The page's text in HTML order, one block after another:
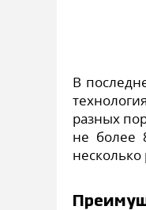
В
разных
не более